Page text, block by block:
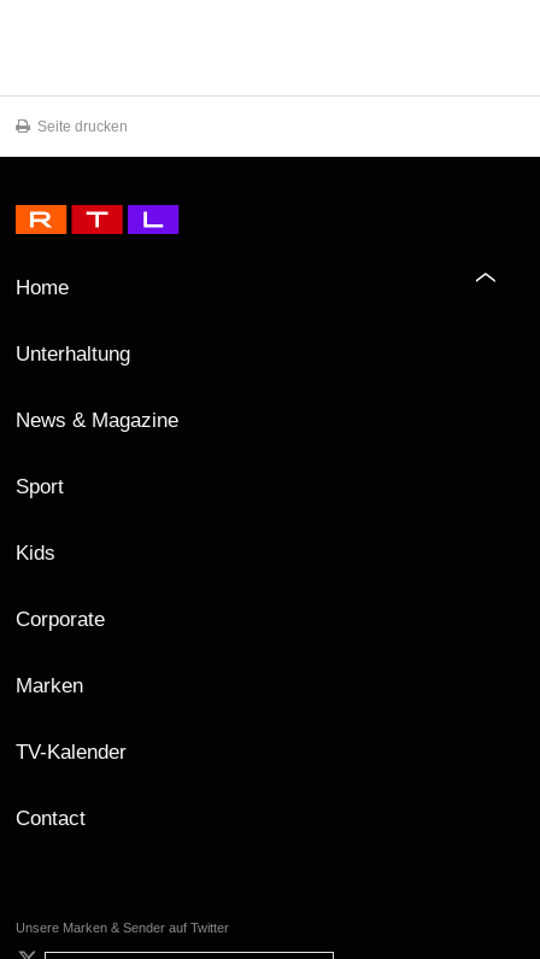
Seite drucken
Home
Unterhaltung
News & Magazine
Sport
Kids
Corporate
Marken
TV-Kalender
Contact
Unsere Marken & Sender auf Twitter